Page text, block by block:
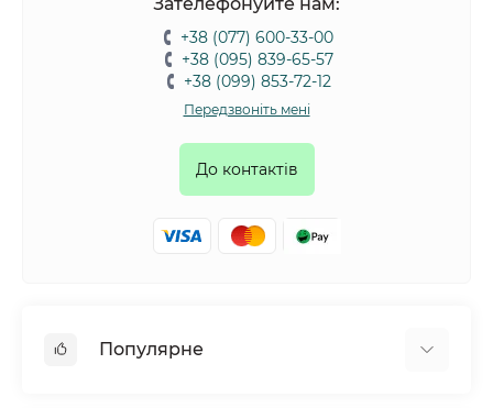
+38 (077) 600-33-00
+38 (095) 839-65-57
+38 (099) 853-72-12
Передзвоніть мені
До контактів
Популярне